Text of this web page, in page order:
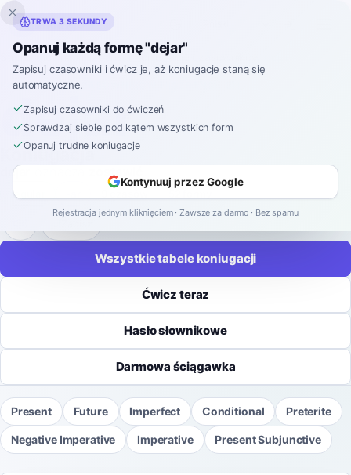
Inklingo
Strona główna›Hiszpański›Koniugacje czasowników
KONIUGACJA CZASOWNIKÓW HISZPAŃSKICH
dejar
Koniugacja
dejar zostawić
regular
Wszystkie tabele koniugacji
Ćwicz teraz
Hasło słownikowe
Darmowa ściągawka
Present Future Imperfect Conditional Preterite
Negative Imperative Imperative Present Subjunctive
TRWA 3 SEKUNDY
Opanuj każdą formę "dejar"
Zapisuj czasowniki i ćwicz je, aż koniugacje staną się
automatyczne.
Zapisuj czasowniki do ćwiczeń
Sprawdzaj siebie pod kątem wszystkich form
Opanuj trudne koniugacje
Kontynuuj przez Google
Rejestracja jednym kliknięciem · Zawsze za darmo · Bez spamu